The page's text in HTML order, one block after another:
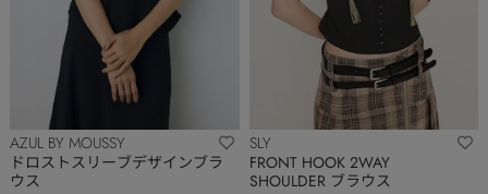
AZUL BY MOUSSY
ドロストスリーブデザインブラ
ウス
SLY
FRONT HOOK 2WAY
SHOULDER ブラウス